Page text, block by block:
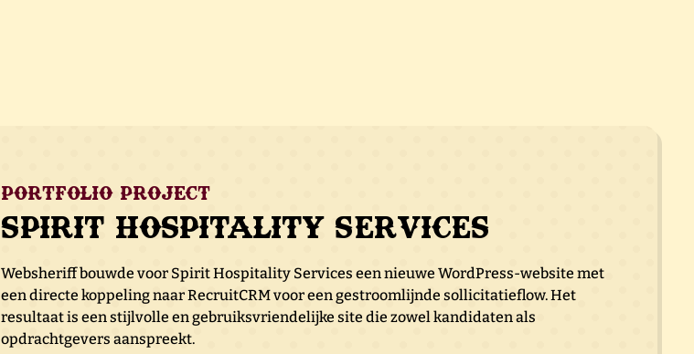
Portfolio project
Spirit Hospitality Services
Websheriff bouwde voor Spirit Hospitality Services een nieuwe WordPress-website met
een directe koppeling naar RecruitCRM voor een gestroomlijnde sollicitatieflow. Het
resultaat is een stijlvolle en gebruiksvriendelijke site die zowel kandidaten als
opdrachtgevers aanspreekt.